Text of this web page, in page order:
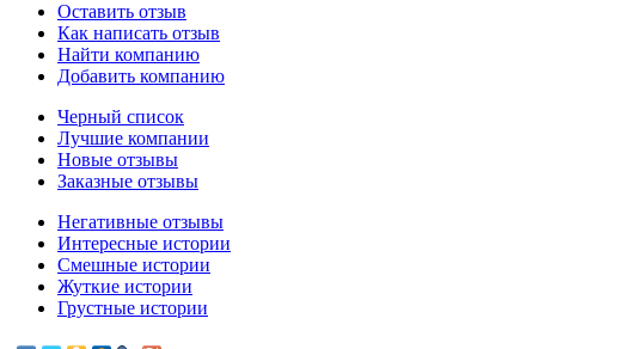
Оставить отзыв
Как написать отзыв
Найти компанию
Добавить компанию
Черный список
Лучшие компании
Новые отзывы
Заказные отзывы
Негативные отзывы
Интересные истории
Смешные истории
Жуткие истории
Грустные истории